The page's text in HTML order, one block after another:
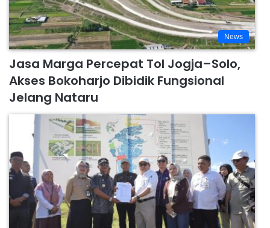
News
Jasa Marga Percepat Tol Jogja–Solo,
Akses Bokoharjo Dibidik Fungsional
Jelang Nataru